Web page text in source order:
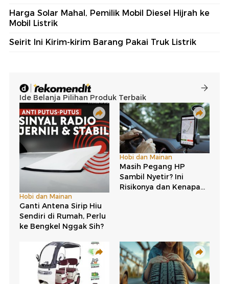
Harga Solar Mahal, Pemilik Mobil Diesel Hijrah ke
Mobil Listrik
Seirit Ini Kirim-kirim Barang Pakai Truk Listrik